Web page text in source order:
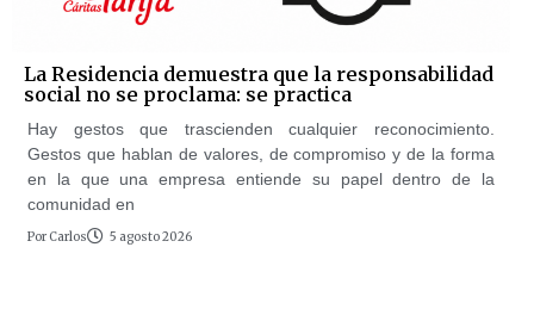
La Residencia demuestra que la responsabilidad
social no se proclama: se practica
Hay gestos que trascienden cualquier reconocimiento.
Gestos que hablan de valores, de compromiso y de la forma
en la que una empresa entiende su papel dentro de la
comunidad en
Por Carlos 5 agosto 2026